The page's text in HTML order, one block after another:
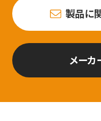
製品に
メーカ